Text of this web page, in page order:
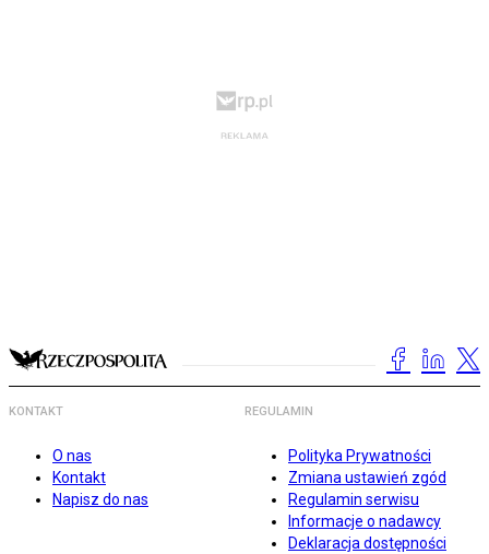
KONTAKT
O nas
Kontakt
Napisz do nas
REGULAMIN
Polityka Prywatności
Zmiana ustawień zgód
Regulamin serwisu
Informacje o nadawcy
Deklaracja dostępności